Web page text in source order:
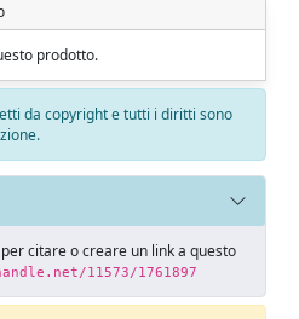
prodotto.
da copyright e tutti i diritti sono
citare o creare un link a questo
11573/1761897